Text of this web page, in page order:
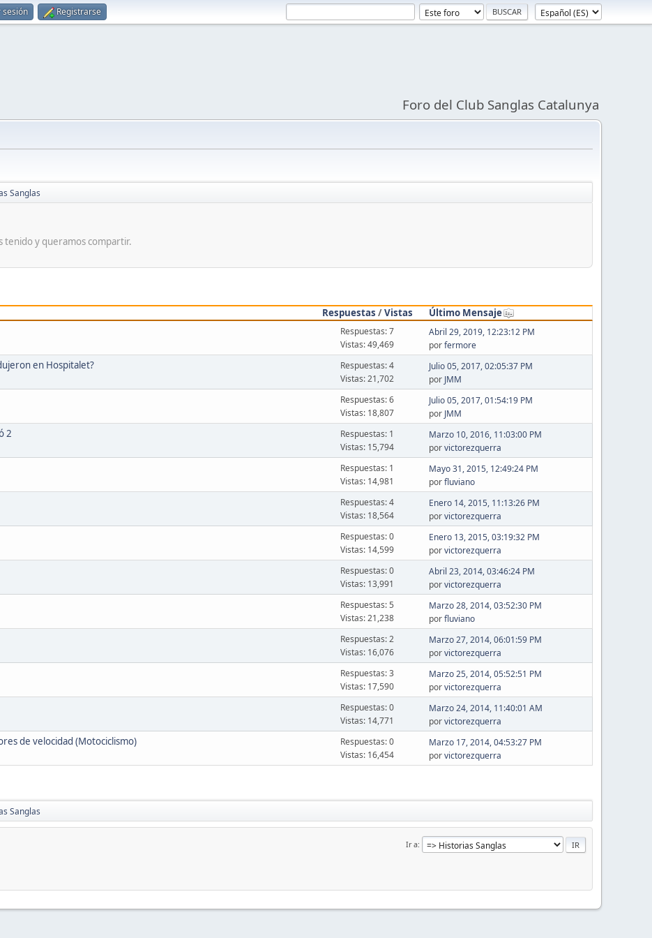
sesión Registrarse
Foro del Club Sanglas Catalunya
Sanglas
tenido y queramos compartir.
Respuestas /Vistas
Último Mensaje
Respuestas: 7
Vistas: 49,469
Abril 29, 2019, 12:23:12 PM
porfermore
en Hospitalet?
Respuestas: 4
Vistas: 21,702
Julio 05, 2017, 02:05:37 PM
por JMM
Respuestas: 6
Vistas: 18,807
Julio 05, 2017, 01:54:19 PM
por JMM
2
Respuestas: 1
Vistas: 15,794
Marzo 10, 2016, 11:03:00 PM
porvictorezquerra
Respuestas: 1
Vistas: 14,981
Mayo 31, 2015, 12:49:24 PM
porfluviano
Respuestas: 4
Vistas: 18,564
Enero 14, 2015, 11:13:26 PM
porvictorezquerra
Respuestas: 0
Vistas: 14,599
Enero 13, 2015, 03:19:32 PM
porvictorezquerra
Respuestas: 0
Vistas: 13,991
Abril 23, 2014, 03:46:24 PM
porvictorezquerra
Respuestas: 5
Vistas: 21,238
Marzo 28, 2014, 03:52:30 PM
porfluviano
Respuestas: 2
Vistas: 16,076
Marzo 27, 2014, 06:01:59 PM
porvictorezquerra
Respuestas: 3
Vistas: 17,590
Marzo 25, 2014, 05:52:51 PM
porvictorezquerra
Respuestas: 0
Vistas: 14,771
Marzo 24, 2014, 11:40:01 AM
porvictorezquerra
de velocidad (Motociclismo)
Respuestas: 0
Vistas: 16,454
Marzo 17, 2014, 04:53:27 PM
porvictorezquerra
Sanglas
Ir a